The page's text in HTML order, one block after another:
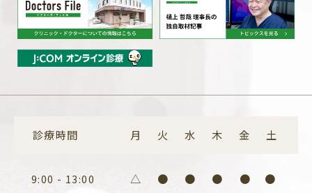
診療時間 月 火 水 木 金 土
9:00 - 13:00 △ ● ● ● ● ●